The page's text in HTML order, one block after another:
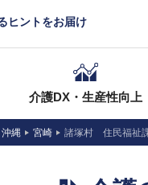
ヒントをお届け
介護DX・生産性向上
縄 宮崎 諸塚村 住民福祉